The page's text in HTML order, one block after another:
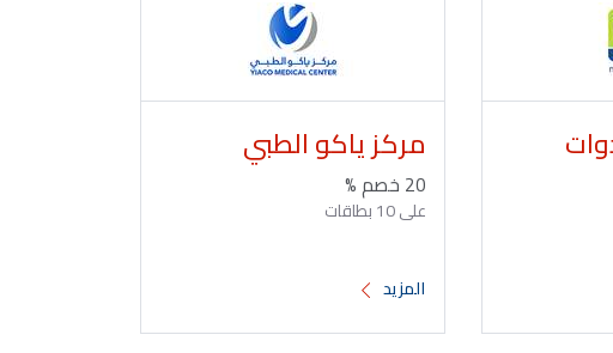
مركز ياكو الطبي
20 خصم %
على 10 بطاقات
المزيد